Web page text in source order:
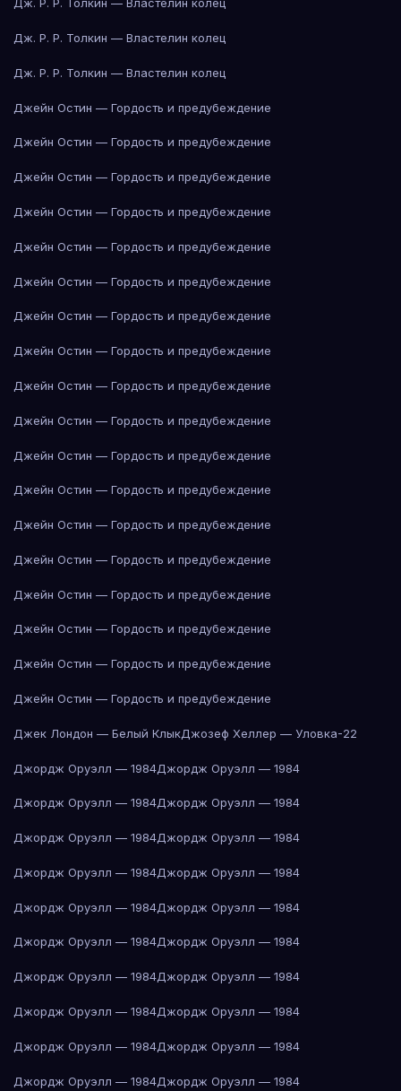
Дж. Р. Р. Толкин — Властелин колец
Дж. Р. Р. Толкин — Властелин колец
Дж. Р. Р. Толкин — Властелин колец
Джейн Остин — Гордость и предубеждение
Джейн Остин — Гордость и предубеждение
Джейн Остин — Гордость и предубеждение
Джейн Остин — Гордость и предубеждение
Джейн Остин — Гордость и предубеждение
Джейн Остин — Гордость и предубеждение
Джейн Остин — Гордость и предубеждение
Джейн Остин — Гордость и предубеждение
Джейн Остин — Гордость и предубеждение
Джейн Остин — Гордость и предубеждение
Джейн Остин — Гордость и предубеждение
Джейн Остин — Гордость и предубеждение
Джейн Остин — Гордость и предубеждение
Джейн Остин — Гордость и предубеждение
Джейн Остин — Гордость и предубеждение
Джейн Остин — Гордость и предубеждение
Джейн Остин — Гордость и предубеждение
Джейн Остин — Гордость и предубеждение
Джек Лондон — Белый КлыкДжозеф Хеллер — Уловка-22
Джордж Оруэлл — 1984Джордж Оруэлл — 1984
Джордж Оруэлл — 1984Джордж Оруэлл — 1984
Джордж Оруэлл — 1984Джордж Оруэлл — 1984
Джордж Оруэлл — 1984Джордж Оруэлл — 1984
Джордж Оруэлл — 1984Джордж Оруэлл — 1984
Джордж Оруэлл — 1984Джордж Оруэлл — 1984
Джордж Оруэлл — 1984Джордж Оруэлл — 1984
Джордж Оруэлл — 1984Джордж Оруэлл — 1984
Джордж Оруэлл — 1984Джордж Оруэлл — 1984
Джордж Оруэлл — 1984Джордж Оруэлл — 1984